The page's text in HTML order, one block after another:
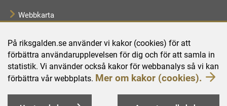
På riksgalden.se använder vi kakor (cookies) för att
förbättra användarupplevelsen för dig och för att samla in
statistik. Vi använder också kakor för webbanalys så vi kan
förbättra vår webbplats. Mer om kakor (cookies).
Webbkarta
Tillgänglighetsredogörelse
Behandling av personuppgifter